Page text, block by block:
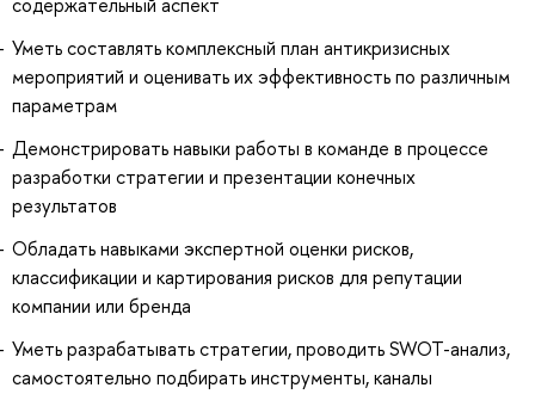
Уметь составлять комплексный план антикризисных
мероприятий и оценивать их эффективность по различным
параметрам
Демонстрировать навыки работы в команде в процессе
разработки стратегии и презентации конечных
результатов
Обладать навыками экспертной оценки рисков,
классификации и картирования рисков для репутации
компании или бренда
Уметь разрабатывать стратегии, проводить SWOT-анализ,
самостоятельно подбирать инструменты, каналы